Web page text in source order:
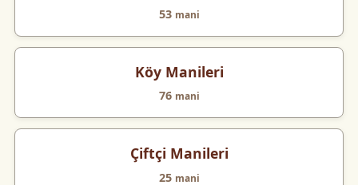
53 mani
Köy Manileri
76 mani
Çiftçi Manileri
25 mani